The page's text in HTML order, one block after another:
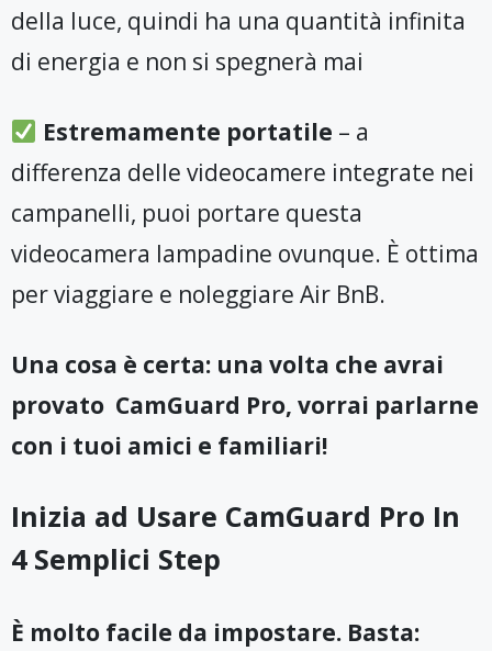
della luce, quindi ha una quantità infinita
di energia e non si spegnerà mai
Estremamente portatile – a
differenza delle videocamere integrate nei
campanelli, puoi portare questa
videocamera lampadine ovunque. È ottima
per viaggiare e noleggiare Air BnB.
Una cosa è certa: una volta che avrai
provato CamGuard Pro, vorrai parlarne
con i tuoi amici e familiari!
Inizia ad Usare CamGuard Pro In
4 Semplici Step
È molto facile da impostare. Basta: